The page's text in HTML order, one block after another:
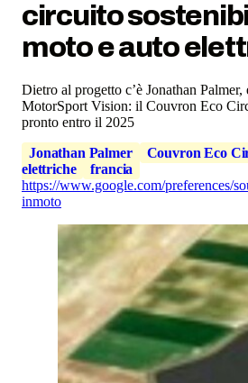
circuito
moto e auto
Dietro al progetto c’è Jonathan
MotorSport Vision: il Couvron Eco
pronto entro il 2025
Jonathan Palmer
Couvron Eco
elettriche
francia
https://www.google.com/preferences/
inmoto